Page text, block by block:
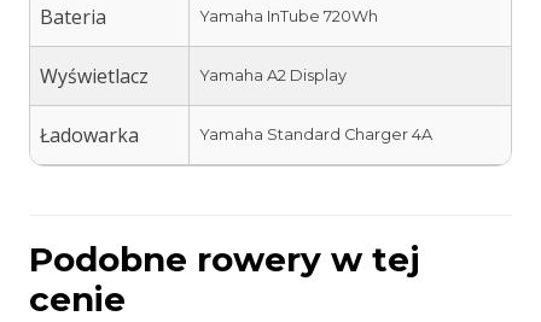
Bateria Yamaha InTube 720Wh
Wyświetlacz Yamaha A2 Display
Ładowarka Yamaha Standard Charger 4A
Podobne rowery w tej
cenie